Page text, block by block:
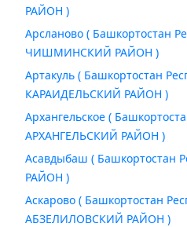
РАЙОН )
Арсланово ( Башкортостан
ЧИШМИНСКИЙ РАЙОН )
Артакуль ( Башкортостан
КАРАИДЕЛЬСКИЙ РАЙОН )
Архангельское (
АРХАНГЕЛЬСКИЙ РАЙОН )
Асавдыбаш ( Башкортостан
РАЙОН )
Аскарово ( Башкортостан
АБЗЕЛИЛОВСКИЙ РАЙОН )